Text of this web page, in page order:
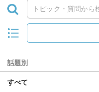
話題別
すべて